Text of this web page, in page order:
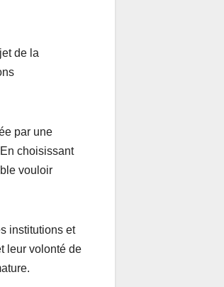
de la
par une
choisissant
vouloir
institutions et
leur volonté de